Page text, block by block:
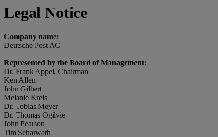
Legal Notice
Company name:
Deutsche Post AG
Represented by the Board of Management:
Dr. Frank Appel, Chairman
Ken Allen
John Gilbert
Melanie Kreis
Dr. Tobias Meyer
Dr. Thomas Ogilvie
John Pearson
Tim Scharwath